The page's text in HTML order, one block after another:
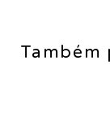
Também